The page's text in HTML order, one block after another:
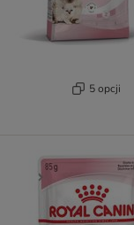
5 opcji